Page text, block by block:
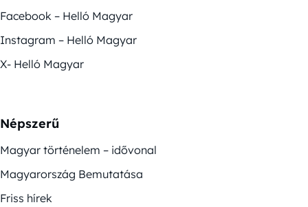
Facebook – Helló Magyar
Instagram – Helló Magyar
X- Helló Magyar
Népszerű
Magyar történelem – idővonal
Magyarország Bemutatása
Friss hírek